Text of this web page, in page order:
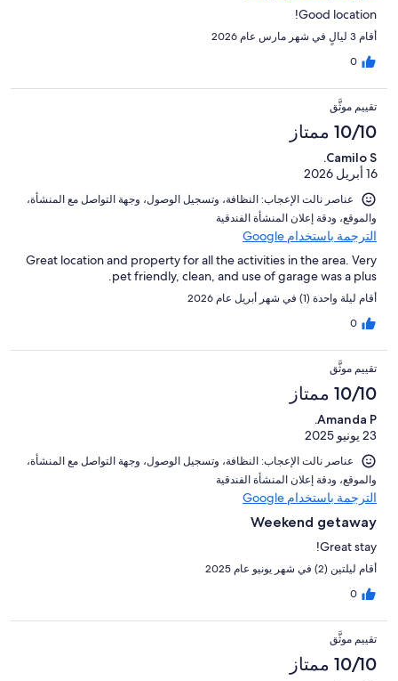
Good location!
أقام 3 ليالٍ في شهر مارس عام 2026
0
تقييم موثَّق
10/10 ممتاز
Camilo S.
16 أبريل 2026
عناصر نالت الإعجاب: ⁦النظافة⁩، و⁦تسجيل الوصول⁩، و⁦جهة التواصل مع المنشأة⁩،
و⁦الموقع⁩، و⁦دقة إعلان المنشأة الفندقية⁩
الترجمة باستخدام Google
Great location and property for all the activities in the area. Very
pet friendly, clean, and use of garage was a plus.
أقام ليلة واحدة (1) في شهر أبريل عام 2026
0
تقييم موثَّق
10/10 ممتاز
Amanda P.
23 يونيو 2025
عناصر نالت الإعجاب: ⁦النظافة⁩، و⁦تسجيل الوصول⁩، و⁦جهة التواصل مع المنشأة⁩،
و⁦الموقع⁩، و⁦دقة إعلان المنشأة الفندقية⁩
الترجمة باستخدام Google
Weekend getaway
Great stay!
أقام ليلتين (2) في شهر يونيو عام 2025
0
تقييم موثَّق
10/10 ممتاز